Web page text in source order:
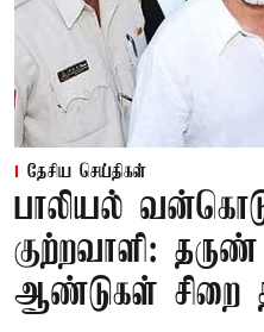
தேசிய செய்திகள்
பாலியல்
குற்றவாளி:
ஆண்டுகள்